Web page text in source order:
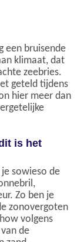
een bruisende
klimaat, dat
zeebries.
geteld tijdens
hier meer dan
is het
sowieso de
Zo ben je
zonovergoten
volgens
de